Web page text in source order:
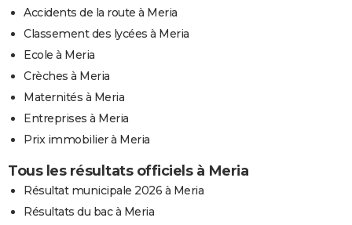
Accidents de la route à Meria
Classement des lycées à Meria
Ecole à Meria
Crèches à Meria
Maternités à Meria
Entreprises à Meria
Prix immobilier à Meria
Tous les résultats officiels à Meria
Résultat municipale 2026 à Meria
Résultats du bac à Meria